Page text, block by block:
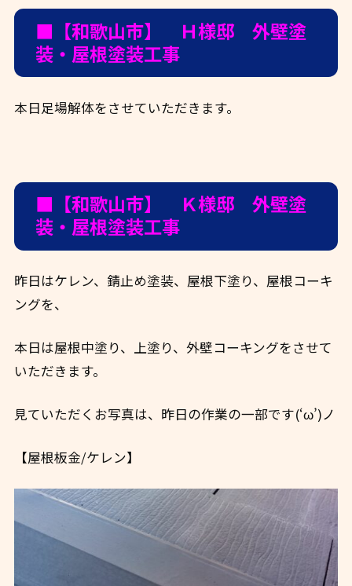
■【和歌山市】 Ｈ様邸 外壁塗
装・屋根塗装工事
本日足場解体をさせていただきます。
■【和歌山市】 Ｋ様邸 外壁塗
装・屋根塗装工事
昨日はケレン、錆止め塗装、屋根下塗り、屋根コーキ
ングを、
本日は屋根中塗り、上塗り、外壁コーキングをさせて
いただきます。
見ていただくお写真は、昨日の作業の一部です(‘ω’)ノ
【屋根板金/ケレン】